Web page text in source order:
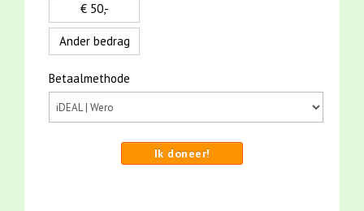
€ 50,-
Ander bedrag
Betaalmethode
Ik doneer!